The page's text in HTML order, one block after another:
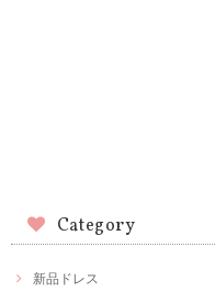
Category
新品ドレス